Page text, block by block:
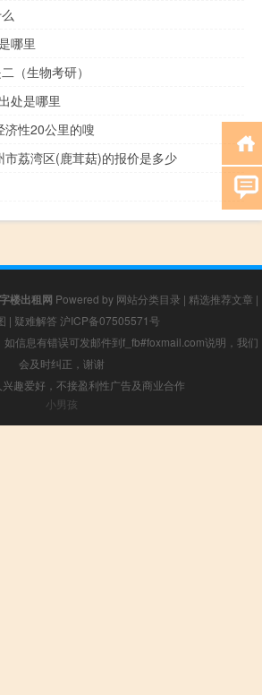
哪里
（生物考研）
处是哪里
济性20公里的嗖
荔湾区(鹿茸菇)的报价是多少
楼出租网 Powered by 网站分类目录 | 精选推荐文章 |
| 疑难解答 沪ICP备07505571号
信息有错误可发邮件到f_fb#foxmail.com说明，我们
会及时纠正，谢谢
趣爱好，不接盈利性广告及商业合作
小男孩